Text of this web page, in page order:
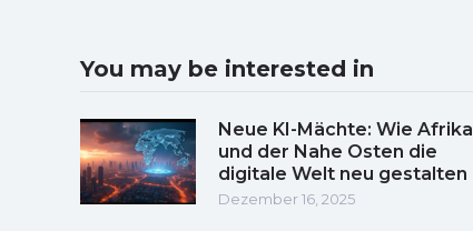
You may be interested in
Neue KI-Mächte: Wie Afrika
und der Nahe Osten die
digitale Welt neu gestalten
Dezember 16, 2025